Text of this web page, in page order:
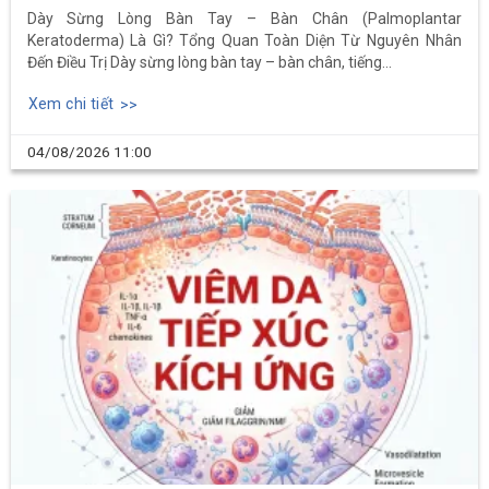
Dày Sừng Lòng Bàn Tay – Bàn Chân (Palmoplantar
Keratoderma) Là Gì? Tổng Quan Toàn Diện Từ Nguyên Nhân
Đến Điều Trị Dày sừng lòng bàn tay – bàn chân, tiếng...
Xem chi tiết
04/08/2026 11:00